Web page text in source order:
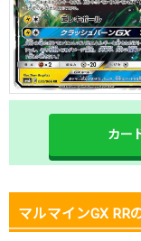
オリくじ
TORAオリパ
・リ
・新
カー
マルマインGX RR